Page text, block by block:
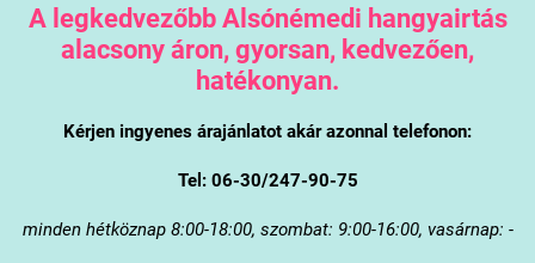
A legkedvezőbb Alsónémedi hangyairtás
alacsony áron, gyorsan, kedvezően,
hatékonyan.
Kérjen ingyenes árajánlatot akár azonnal telefonon:
Tel: 06-30/247-90-75
minden hétköznap 8:00-18:00, szombat: 9:00-16:00, vasárnap: -